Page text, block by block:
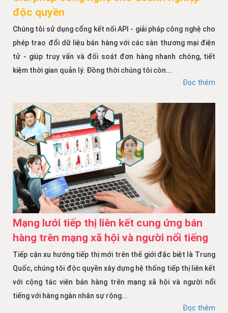
độc quyền
Chúng tôi sử dụng cổng kết nối API - giải pháp công nghệ cho
phép trao đổi dữ liệu bán hàng với các sàn thương mại điện
tử - giúp truy vấn và đối soát đơn hàng nhanh chóng, tiết
kiệm thời gian quản lý. Đồng thời chúng tôi còn...
Đọc thêm
Mạng lưới tiếp thị liên kết cung ứng bán
hàng trên mạng xã hội và người nổi tiếng
Tiếp cận xu hướng tiếp thị mới trên thế giới đặc biệt là Trung
Quốc, chúng tôi độc quyền xây dựng hệ thống tiếp thị liên kết
với cộng tác viên bán hàng trên mạng xã hội và người nổi
tiếng với hàng ngàn nhân sự rộng...
Đọc thêm